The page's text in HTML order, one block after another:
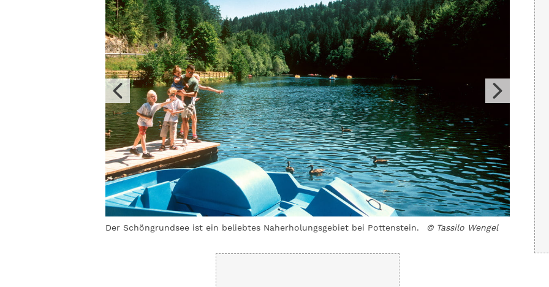
Der Schöngrundsee ist ein beliebtes Naherholungsgebiet bei Pottenstein. © Tassilo Wengel Wer